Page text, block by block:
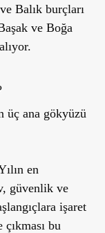
Balık burçları
ve Boğa
üç ana gökyüzü
en
güvenlik ve
işaret
bu